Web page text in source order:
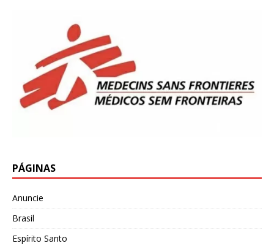
PÁGINAS
Anuncie
Brasil
Espírito Santo